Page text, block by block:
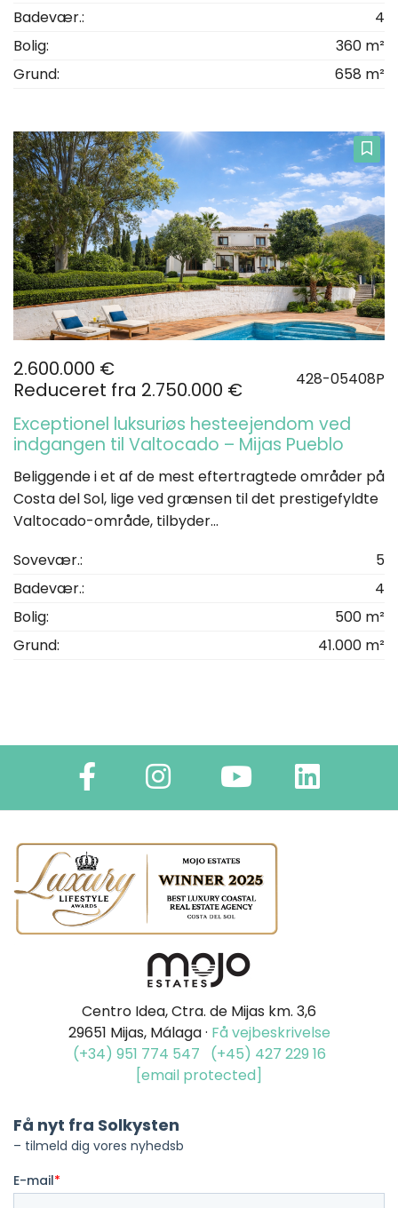
Badevær.:
4
Bolig:
360 m²
Grund:
658 m²
2.600.000 €
Reduceret fra 2.750.000 €
428-05408P
Exceptionel luksuriøs hesteejendom ved
indgangen til Valtocado – Mijas Pueblo
Beliggende i et af de mest eftertragtede områder på
Costa del Sol, lige ved grænsen til det prestigefyldte
Valtocado-område, tilbyder...
Sovevær.:
5
Badevær.:
4
Bolig:
500 m²
Grund:
41.000 m²
Centro Idea, Ctra. de Mijas km. 3,6
29651 Mijas, Málaga · Få vejbeskrivelse
(+34) 951 774 547
(+45) 427 229 16
[email protected]